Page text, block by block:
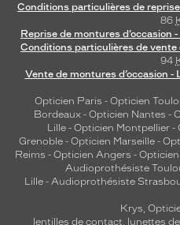
Conditions particulières de
86
Reprise de montures
Conditions particulières de vente
94
Vente de montures d’occasion
Opticien Paris - Opticien
Bordeaux- Opticien Nantes -
Lille - Opticien Montpellier -
Grenoble - Opticien Marseille -
Reims - Opticien Angers -
Audioprothésiste
Lille- Audioprothésiste
Krys,
lentilles de contact, lunettes